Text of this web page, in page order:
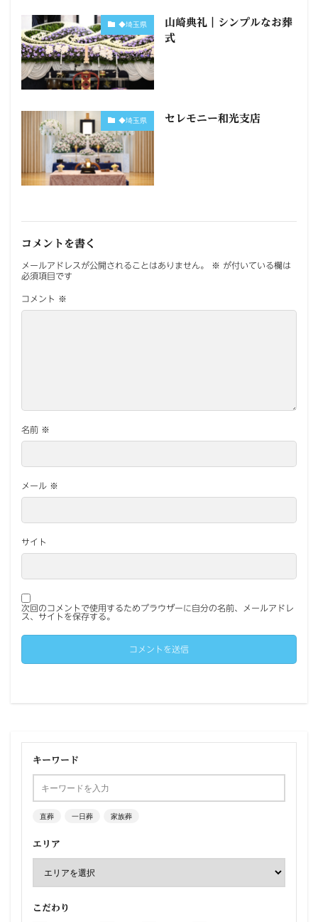
◆埼玉県
山崎典礼｜シンプルなお葬
式
◆埼玉県 セレモニー和光支店
コメントを書く
メールアドレスが公開されることはありません。 ※ が付いている欄は
必須項目です
コメント ※
名前 ※
メール ※
サイト
次回のコメントで使用するためブラウザーに自分の名前、メールアドレ
ス、サイトを保存する。
キーワード
直葬 一日葬 家族葬
エリア
こだわり